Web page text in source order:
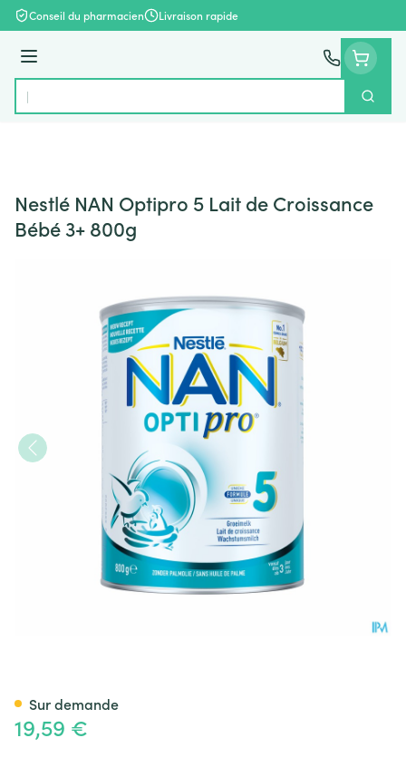
Aller au contenu
Conseil du pharmacien Livraison rapide
Menu
Rechercher
Nestlé NAN Optipro 5 Lait de Croissance
Bébé 3+ 800g
19,59 €
Sur demande